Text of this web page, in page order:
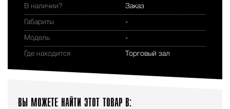
В наличии? Заказ
Габариты -
Модель -
Где находится Торговый зал
ВЫ МОЖЕТЕ НАЙТИ ЭТОТ ТОВАР В: